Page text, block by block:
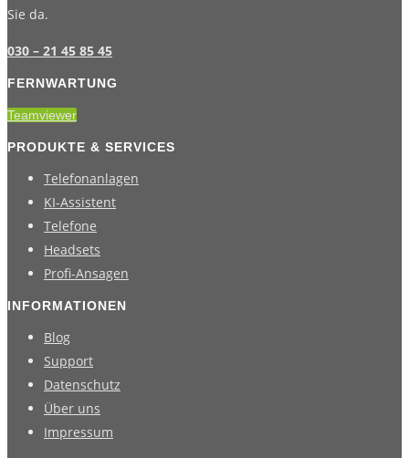
Sie da.
030 – 21 45 85 45
FERNWARTUNG
Teamviewer
PRODUKTE & SERVICES
Telefonanlagen
KI-Assistent
Telefone
Headsets
Profi-Ansagen
INFORMATIONEN
Blog
Support
Datenschutz
Über uns
Impressum